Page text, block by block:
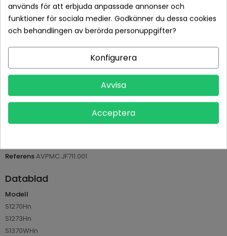
Betala tryggt med Klarna checkout
Leveranstid normalt 1-2 dagar med spårbar frakt
Returvillkor 14 dagars öppet köp (se köpvillkor)
PRODUKTDETALJER
ReferensAVPMC.JF711.001
Datablad
Modell
S1270Hn
S1273Hn
S1370WHn
används för att erbjuda anpassade annonser och
funktioner för sociala medier. Godkänner du dessa cookies
och behandlingen av berörda personuppgifter?
Konfigurera
Avvisa
Acceptera